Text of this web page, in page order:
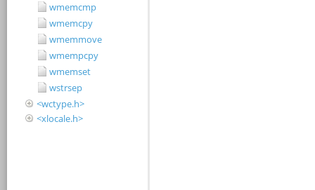
wmemcmp
wmemcpy
wmemmove
wmempcpy
wmemset
wstrsep
<wctype.h>
<xlocale.h>